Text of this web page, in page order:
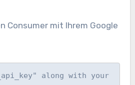
Consumer mit Ihrem Google
along with your